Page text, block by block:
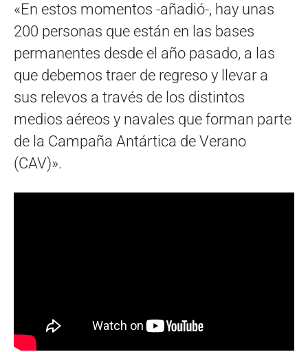
«En estos momentos -añadió-, hay unas
200 personas que están en las bases
permanentes desde el año pasado, a las
que debemos traer de regreso y llevar a
sus relevos a través de los distintos
medios aéreos y navales que forman parte
de la Campaña Antártica de Verano
(CAV)».